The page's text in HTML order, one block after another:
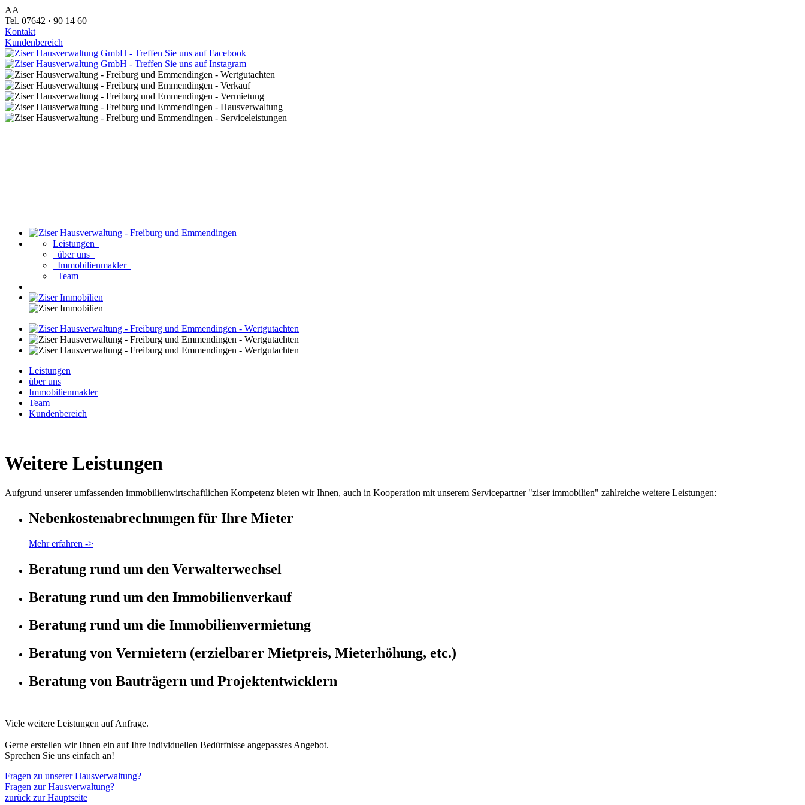
AA
Tel. 07642 · 90 14 60
Kontakt
Kundenbereich
Leistungen
über uns
Immobilienmakler
Team
Leistungen
über uns
Immobilienmakler
Team
Kundenbereich
Weitere Leistungen
Aufgrund unserer umfassenden immobilienwirtschaftlichen Kompetenz bieten wir Ihnen, auch in Kooperation mit unserem Servicepartner "ziser immobilien" zahlreiche weitere Leistungen:
Nebenkostenabrechnungen für Ihre Mieter
Mehr erfahren ->
Beratung rund um den Verwalterwechsel
Beratung rund um den Immobilienverkauf
Beratung rund um die Immobilienvermietung
Beratung von Vermietern (erzielbarer Mietpreis, Mieterhöhung, etc.)
Beratung von Bauträgern und Projektentwicklern
Viele weitere Leistungen auf Anfrage.
Gerne erstellen wir Ihnen ein auf Ihre individuellen Bedürfnisse angepasstes Angebot.
Sprechen Sie uns einfach an!
Fragen zu unserer Hausverwaltung?
Fragen zur Hausverwaltung?
zurück zur Hauptseite